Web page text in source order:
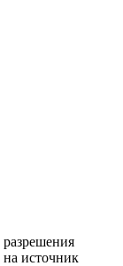
разрешения
на источник